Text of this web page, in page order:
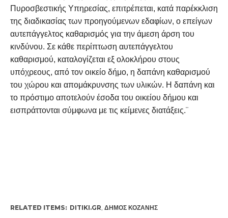
Πυροσβεστικής Υπηρεσίας, επιτρέπεται, κατά παρέκκλιση
της διαδικασίας των προηγούμενων εδαφίων, ο επείγων
αυτεπάγγελτος καθαρισμός για την άμεση άρση του
κινδύνου. Σε κάθε περίπτωση αυτεπάγγελτου
καθαρισμού, καταλογίζεται εξ ολοκλήρου στους
υπόχρεους, από τον οικείο δήμο, η δαπάνη καθαρισμού
του χώρου και απομάκρυνσης των υλικών. Η δαπάνη και
το πρόστιμο αποτελούν έσοδα του οικείου δήμου και
εισπράττονται σύμφωνα με τις κείμενες διατάξεις.¨
RELATED ITEMS: DITIKI.GR, ΔΉΜΟΣ ΚΟΖΆΝΗΣ